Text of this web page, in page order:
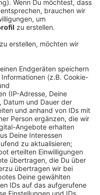
09:57
gestern Nachmittag
eingestürzt.
das Gebäude stand
Gebäudebesitzers
das THW
der Stadt vor Ort,
Weil weitere
einsturzgefährdet
mit seinen
Gebäudeteile